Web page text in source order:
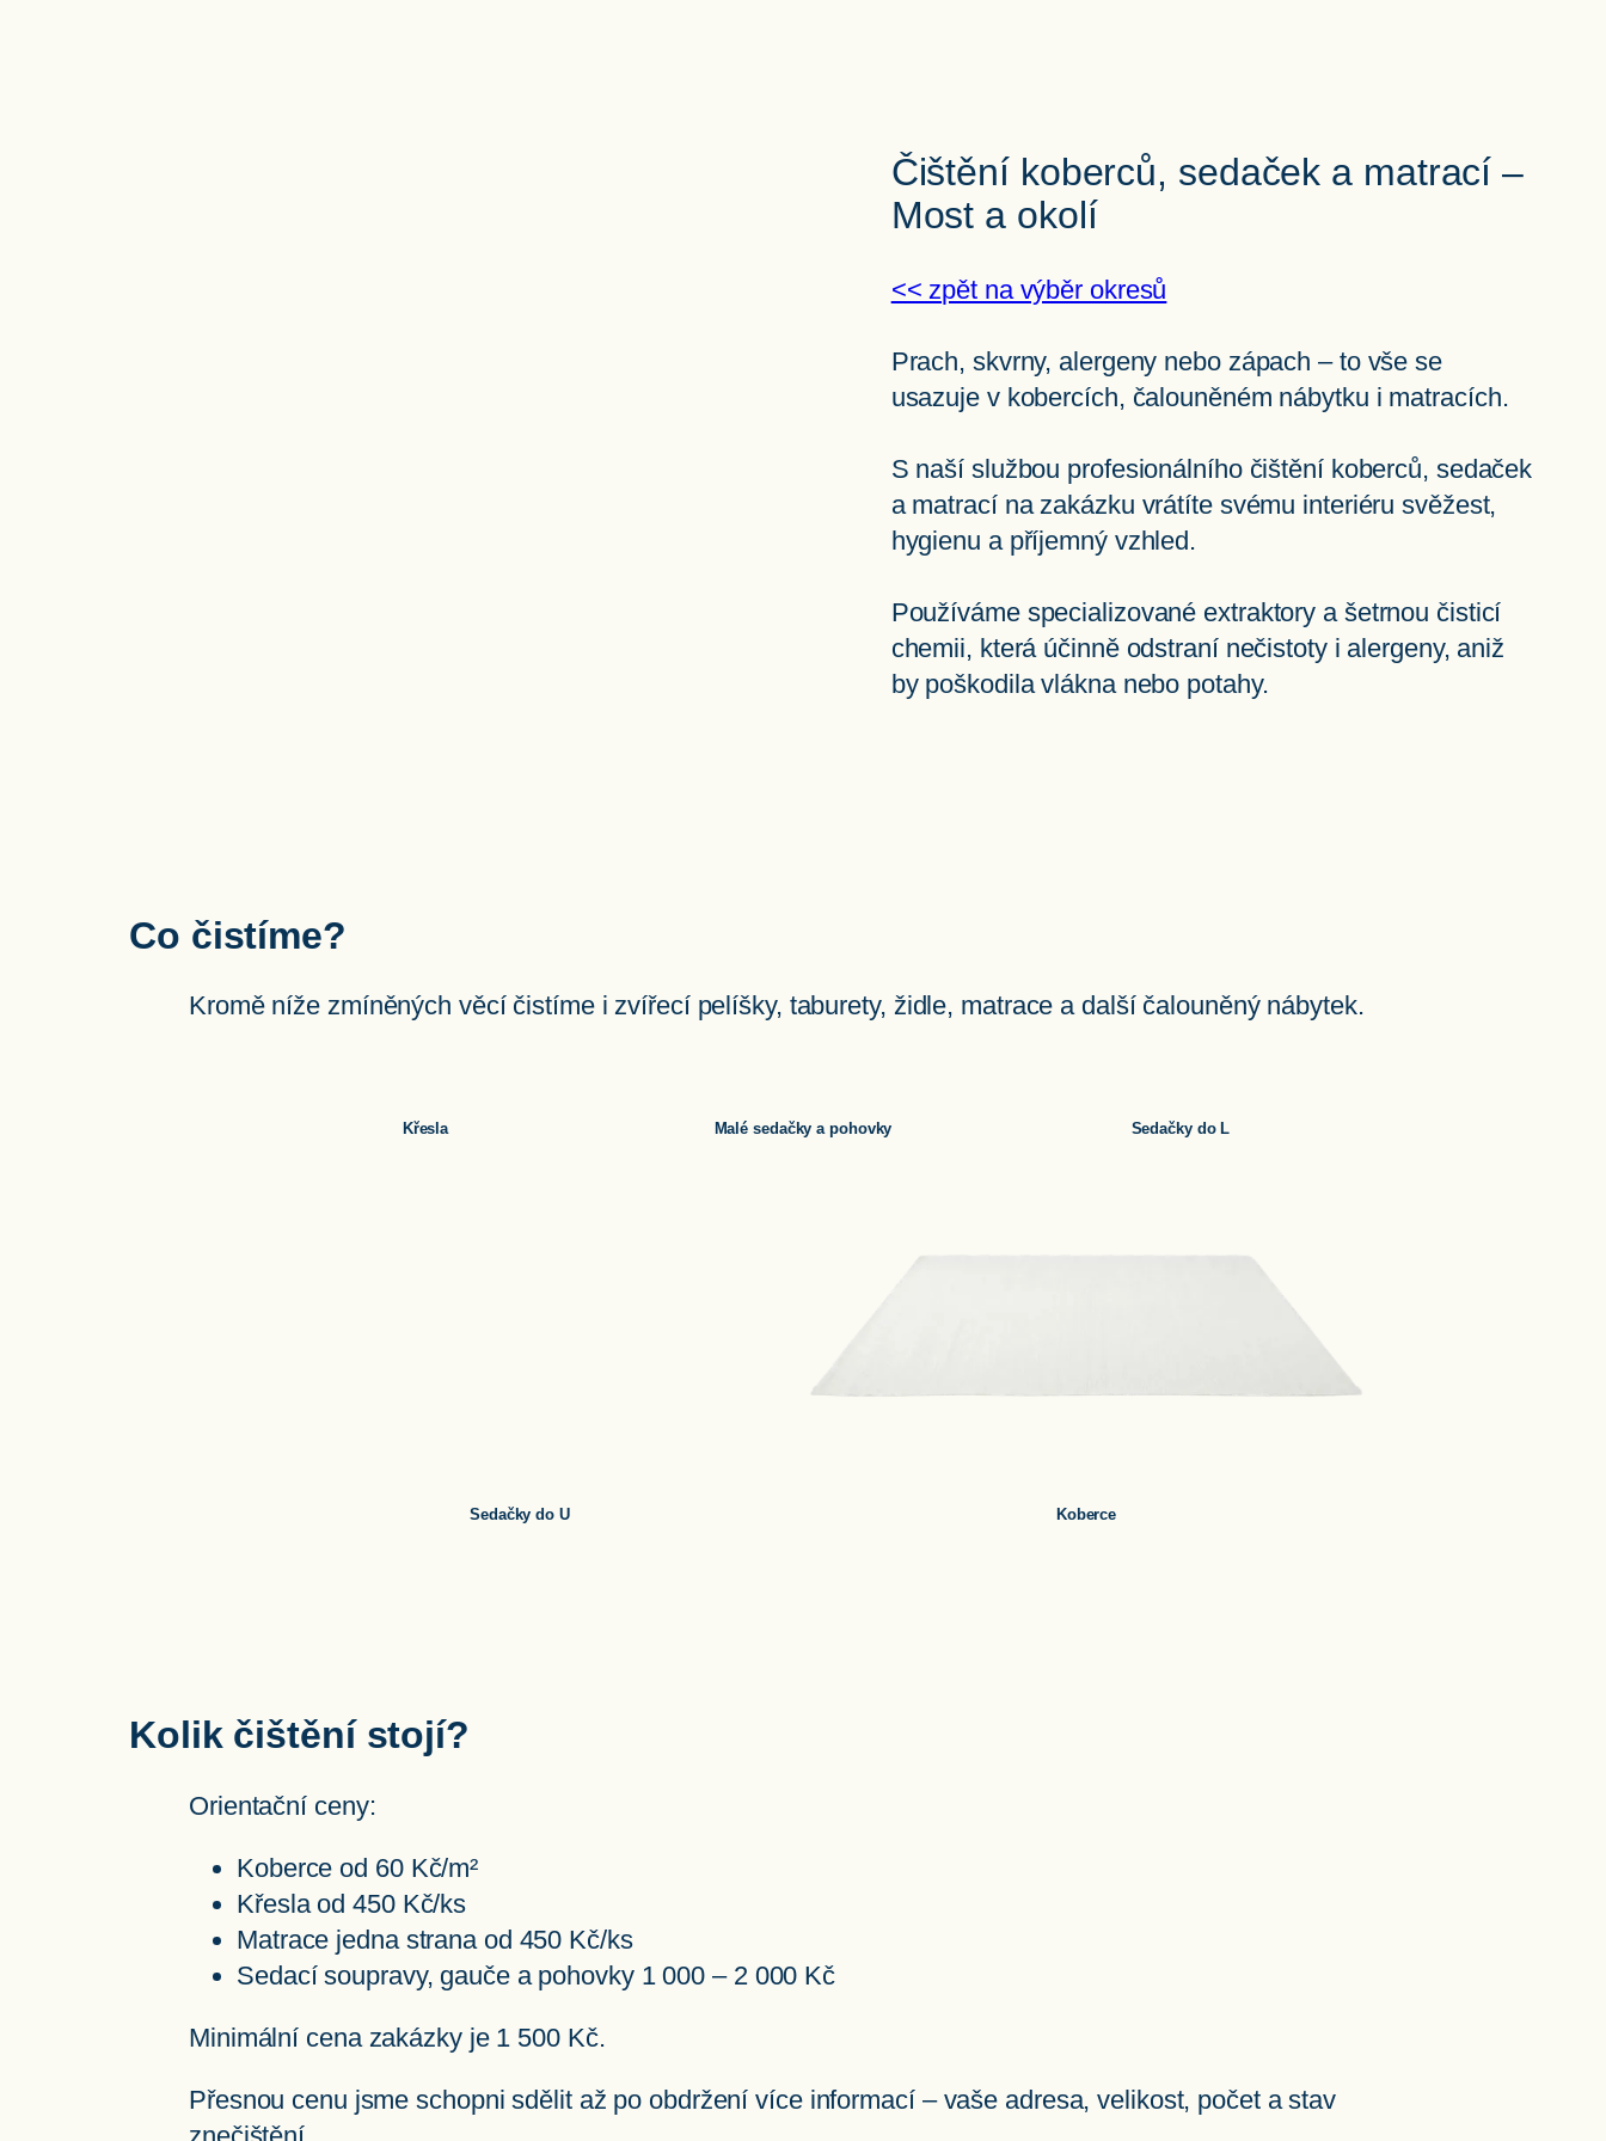
Čištění koberců, sedaček a matrací –
Most a okolí
<< zpět na výběr okresů
Prach, skvrny, alergeny nebo zápach – to vše se
usazuje v kobercích, čalouněném nábytku i matracích.
S naší službou profesionálního čištění koberců, sedaček
a matrací na zakázku vrátíte svému interiéru svěžest,
hygienu a příjemný vzhled.
Používáme specializované extraktory a šetrnou čisticí
chemii, která účinně odstraní nečistoty i alergeny, aniž
by poškodila vlákna nebo potahy.
Co čistíme?
Kromě níže zmíněných věcí čistíme i zvířecí pelíšky, taburety, židle, matrace a další čalouněný nábytek.
Křesla Malé sedačky a pohovky Sedačky do L
Sedačky do U Koberce
Kolik čištění stojí?
Orientační ceny:
Koberce od 60 Kč/m²
Křesla od 450 Kč/ks
Matrace jedna strana od 450 Kč/ks
Sedací soupravy, gauče a pohovky 1 000 – 2 000 Kč
Minimální cena zakázky je 1 500 Kč.
Přesnou cenu jsme schopni sdělit až po obdržení více informací – vaše adresa, velikost, počet a stav